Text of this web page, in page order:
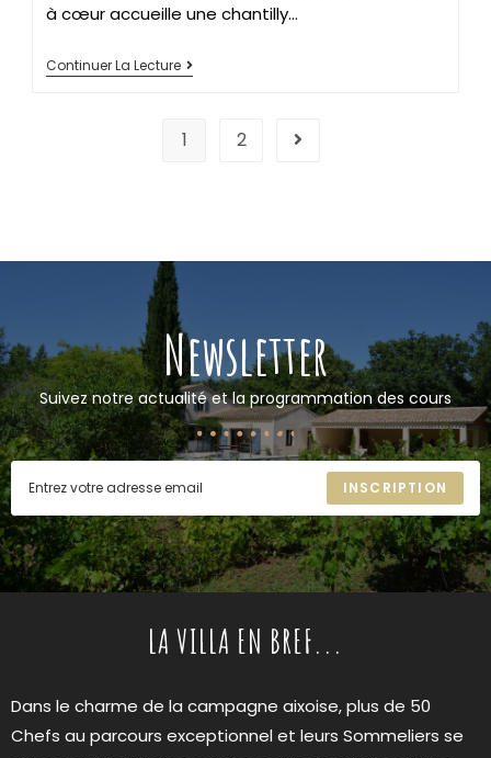
à cœur accueille une chantilly…
Continuer La Lecture
1 2
Newsletter
Suivez notre actualité et la programmation des cours
INSCRIPTION
LA VILLA EN BREF...
Dans le charme de la campagne aixoise, plus de 50
Chefs au parcours exceptionnel et leurs Sommeliers se